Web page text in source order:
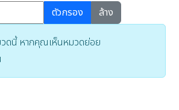
ตัวกรอง
ล้าง
วดนี้ หากคุณเห็นหมวดย่อย